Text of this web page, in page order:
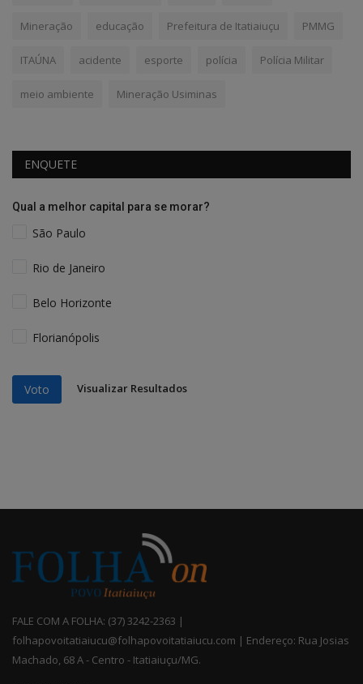
Mineração educação Prefeitura de Itatiaiuçu PMMG
ITAÚNA acidente esporte polícia Polícia Militar
meio ambiente Mineração Usiminas
ENQUETE
Qual a melhor capital para se morar?
São Paulo
Rio de Janeiro
Belo Horizonte
Florianópolis
Voto Visualizar Resultados
FALE COM A FOLHA: (37) 3242-2363 |
folhapovoitatiaiucu@folhapovoitatiaiucu.com | Endereço: Rua Josias
Machado, 68 A - Centro - Itatiaiuçu/MG.